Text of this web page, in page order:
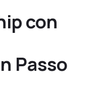
con
Passo